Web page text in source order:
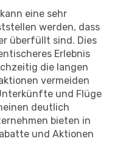
eine sehr
werden, dass
überfüllt sind. Dies
Erlebnis
die langen
vermeiden
und Flüge
deutlich
bieten in
und Aktionen